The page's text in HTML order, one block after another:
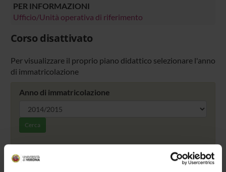
PER INFORMAZIONI
Ufficio/Unità operativa di riferimento
Corso disattivato
Per visualizzare il proprio piano didattico selezionare l'anno
di immatricolazione
Anno di immatricolazione
Cerca
Attenzione: il corso di studi è disattivato, viene presentato